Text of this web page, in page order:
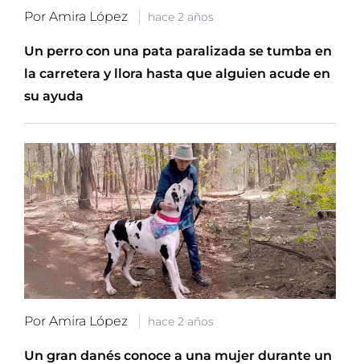
Por Amira López hace 2 años
Un perro con una pata paralizada se tumba en
la carretera y llora hasta que alguien acude en
su ayuda
Por Amira López hace 2 años
Un gran danés conoce a una mujer durante un